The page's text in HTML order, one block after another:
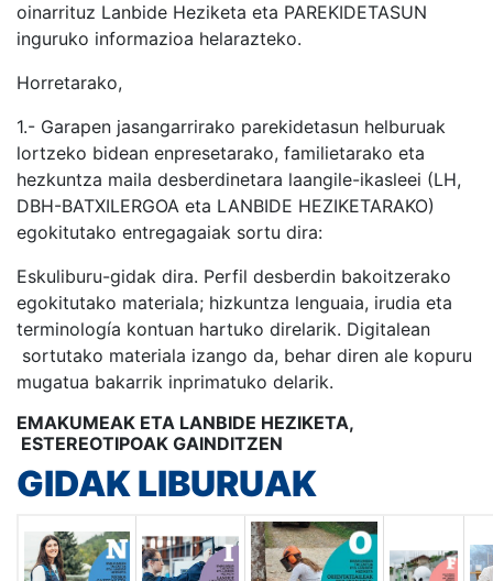
oinarrituz Lanbide Heziketa eta PAREKIDETASUN
inguruko informazioa helarazteko.
Horretarako,
1.- Garapen jasangarrirako parekidetasun helburuak
lortzeko bidean enpresetarako, familietarako eta
hezkuntza maila desberdinetara laangile-ikasleei (LH,
DBH-BATXILERGOA eta LANBIDE HEZIKETARAKO)
egokitutako entregagaiak sortu dira:
Eskuliburu-gidak dira. Perfil desberdin bakoitzerako
egokitutako materiala; hizkuntza lenguaia, irudia eta
terminología kontuan hartuko direlarik. Digitalean
sortutako materiala izango da, behar diren ale kopuru
mugatua bakarrik inprimatuko delarik.
EMAKUMEAK ETA LANBIDE HEZIKETA,
ESTEREOTIPOAK GAINDITZEN
GIDAK LIBURUAK